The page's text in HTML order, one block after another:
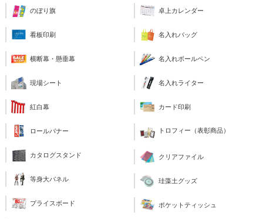
のぼり旗
看板印刷
横断幕・懸垂幕
現場シート
紅白幕
ロールバナー
カタログスタンド
等身大パネル
プライスボード
卓上カレンダー
名入れバッグ
名入れボールペン
名入れライター
カード印刷
トロフィー（表彰商品）
クリアファイル
珪藻土グッズ
ポケットティッシュ